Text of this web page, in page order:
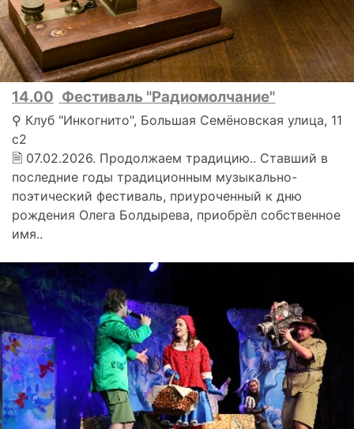
14.00 Фестиваль "Радиомолчание"
⚲ Клуб "Инкогнито", Большая Семёновская улица, 11
с2
🗎 07.02.2026. Продолжаем традицию.. Ставший в
последние годы традиционным музыкально-
поэтический фестиваль, приуроченный к дню
рождения Олега Болдырева, приобрёл собственное
имя..